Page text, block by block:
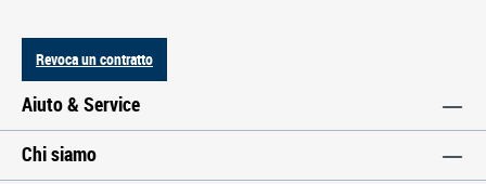
Revoca un contratto
Aiuto & Service
Chi siamo